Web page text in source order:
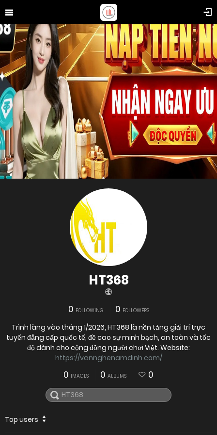
HT368
0 FOLLOWING 0 FOLLOWERS
Trình làng vào tháng 1/2026, HT368 là nền tảng giải trí trực
tuyến đẳng cấp quốc tế, đề cao sự minh bạch, an toàn và tốc
độ dành cho cộng đồng người chơi Việt. Website:
https://vannghenamdinh.com/
0 IMAGES 0 ALBUMS 0
Top users